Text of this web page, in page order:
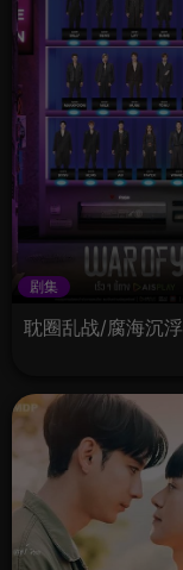
剧集
耽圈乱战/腐海沉浮